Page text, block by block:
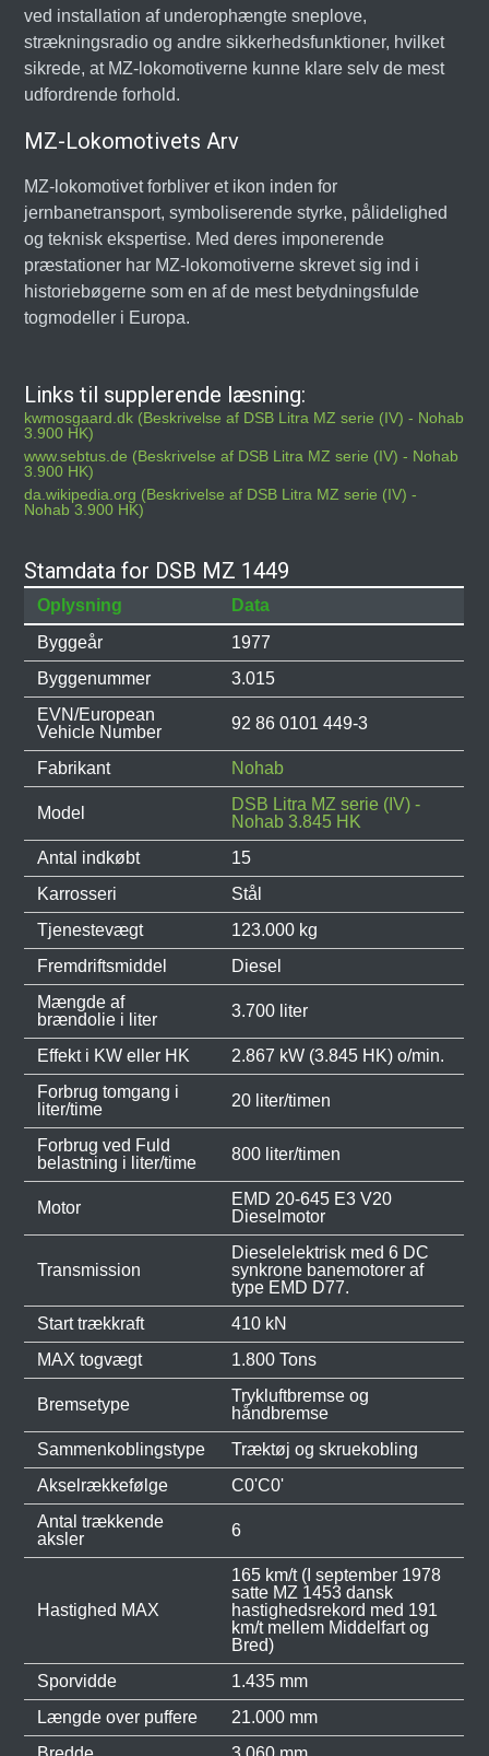
ved installation af underophængte sneplove,
strækningsradio og andre sikkerhedsfunktioner, hvilket
sikrede, at MZ-lokomotiverne kunne klare selv de mest
udfordrende forhold.
MZ-Lokomotivets Arv
MZ-lokomotivet forbliver et ikon inden for
jernbanetransport, symboliserende styrke, pålidelighed
og teknisk ekspertise. Med deres imponerende
præstationer har MZ-lokomotiverne skrevet sig ind i
historiebøgerne som en af de mest betydningsfulde
togmodeller i Europa.
Links til supplerende læsning:
kwmosgaard.dk (Beskrivelse af DSB Litra MZ serie (IV) - Nohab
3.900 HK)
www.sebtus.de (Beskrivelse af DSB Litra MZ serie (IV) - Nohab
3.900 HK)
da.wikipedia.org (Beskrivelse af DSB Litra MZ serie (IV) -
Nohab 3.900 HK)
Stamdata for DSB MZ 1449
Oplysning
Data
Byggeår
1977
Byggenummer
3.015
EVN/European
Vehicle Number
92 86 0101 449-3
Fabrikant Nohab
Model
DSB Litra MZ serie (IV) -
Nohab 3.845 HK
Antal indkøbt
15
Karrosseri
Stål
Tjenestevægt
123.000 kg
Fremdriftsmiddel
Diesel
Mængde af
brændolie i liter
3.700 liter
Effekt i KW eller HK
2.867 kW (3.845 HK) o/min.
Forbrug tomgang i
liter/time
20 liter/timen
Forbrug ved Fuld
belastning i liter/time
800 liter/timen
Motor
EMD 20-645 E3 V20
Dieselmotor
Transmission
Dieselelektrisk med 6 DC
synkrone banemotorer af
type EMD D77.
Start trækkraft
410 kN
MAX togvægt
1.800 Tons
Bremsetype
Trykluftbremse og
håndbremse
Sammenkoblingstype
Træktøj og skruekobling
Akselrækkefølge
C0'C0'
Antal trækkende
aksler
6
Hastighed MAX
165 km/t (I september 1978
satte MZ 1453 dansk
hastighedsrekord med 191
km/t mellem Middelfart og
Bred)
Sporvidde
1.435 mm
Længde over puffere
21.000 mm